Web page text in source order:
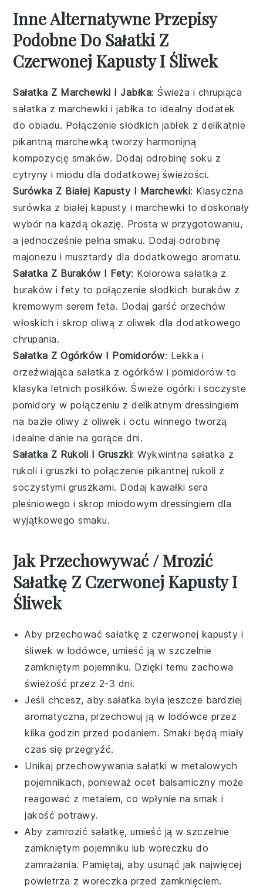
Inne Alternatywne Przepisy
Podobne Do Sałatki Z
Czerwonej Kapusty I Śliwek
Sałatka Z Marchewki I Jabłka: Świeża i chrupiąca
sałatka z marchewki i jabłka to idealny dodatek
do obiadu. Połączenie słodkich jabłek z delikatnie
pikantną marchewką tworzy harmonijną
kompozycję smaków. Dodaj odrobinęsoku z
cytryny imiodu dla dodatkowej świeżości.
Surówka Z Białej Kapusty I Marchewki: Klasyczna
surówka z białej kapusty i marchewki to doskonały
wybór na każdą okazję. Prosta w przygotowaniu,
a jednocześnie pełna smaku. Dodaj odrobinę
majonezu i musztardy dla dodatkowego aromatu.
Sałatka Z Buraków I Fety: Kolorowa sałatka z
buraków i fety to połączenie słodkich buraków z
kremowym serem feta. Dodaj garść orzechów
włoskich i skrop oliwą z oliwek dla dodatkowego
chrupania.
Sałatka Z Ogórków I Pomidorów: Lekka i
orzeźwiająca sałatka z ogórków i pomidorów to
klasyka letnich posiłków. Świeże ogórki i soczyste
pomidory w połączeniu z delikatnym dressingiem
na bazie oliwy z oliwek ioctu winnego tworzą
idealne danie na gorące dni.
Sałatka Z Rukoli I Gruszki: Wykwintnasałatka z
rukoli i gruszki to połączenie pikantnej rukoli z
soczystymi gruszkami. Dodaj kawałkisera
pleśniowego i skropmiodowym dressingiem dla
wyjątkowego smaku.
Jak Przechowywać / Mrozić
Sałatkę Z Czerwonej Kapusty I
Śliwek
Aby przechować sałatkę z czerwonej kapusty i
śliwek w lodówce, umieść ją w szczelnie
zamkniętym pojemniku. Dzięki temu zachowa
świeżość przez 2-3 dni.
Jeśli chcesz, abysałatka była jeszcze bardziej
aromatyczna, przechowuj ją w lodówce przez
kilka godzin przed podaniem. Smaki będą miały
czas się przegryźć.
Unikaj przechowywaniasałatki w metalowych
pojemnikach, ponieważ ocet balsamiczny może
reagować z metalem, co wpłynie na smak i
jakość potrawy.
Aby zamrozić sałatkę, umieść ją w szczelnie
zamkniętym pojemniku lub woreczku do
zamrażania. Pamiętaj, aby usunąć jak najwięcej
powietrza z woreczka przed zamknięciem.